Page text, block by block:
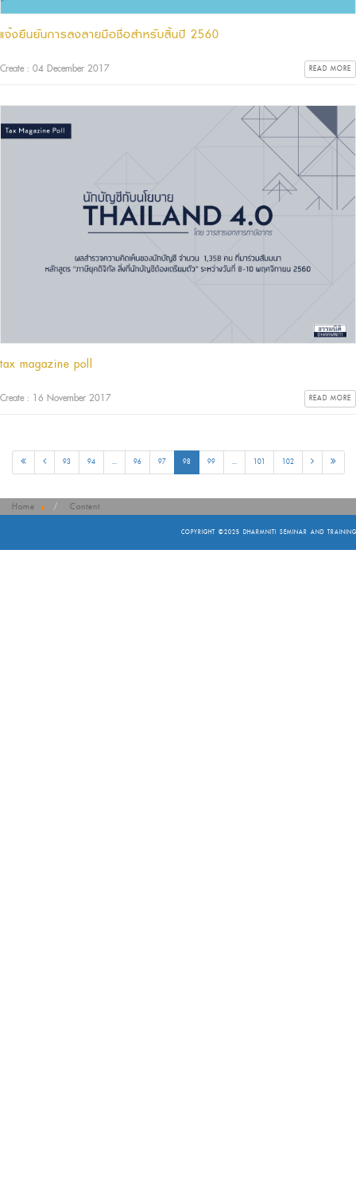
แจ้งยืนยันการลงลายมือชื่อสำหรับสิ้นปี 2560
Create : 04 December 2017 READ MORE
tax magazine poll
Create : 16 November 2017 READ MORE
93 94 ... 96 97 98 99 ... 101 102
Home Content
COPYRIGHT ©2025 DHARMNITI SEMINAR AND